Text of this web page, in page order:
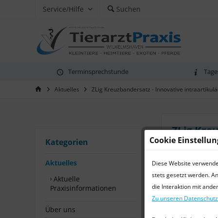
Service/Hilfe Suchen
Terminsprechstunde
Aktuelles ZLig Kreuzbandersatz - Innovative
Kategorien
Aktuelles
Aktuelle
Praxisinformationen
Über uns
ZLig
Dr.
Der Riss des
Cookie
Diese Website
stets gesetzt werden.
die Interaktion mit
Zu unseren